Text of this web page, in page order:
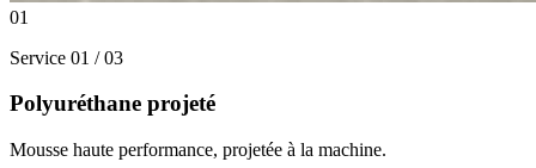
01
Service 01 / 03
Polyuréthane projeté
Mousse haute performance, projetée à la machine.